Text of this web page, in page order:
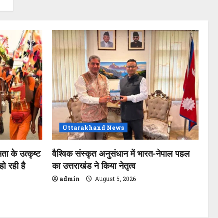
के उत्कृष्ट
रही है
Uttarakhand News
वैश्विक संस्कृत अनुसंधान में भारत-नेपाल पहल
का उत्तराखंड ने किया नेतृत्व
admin August 5, 2026